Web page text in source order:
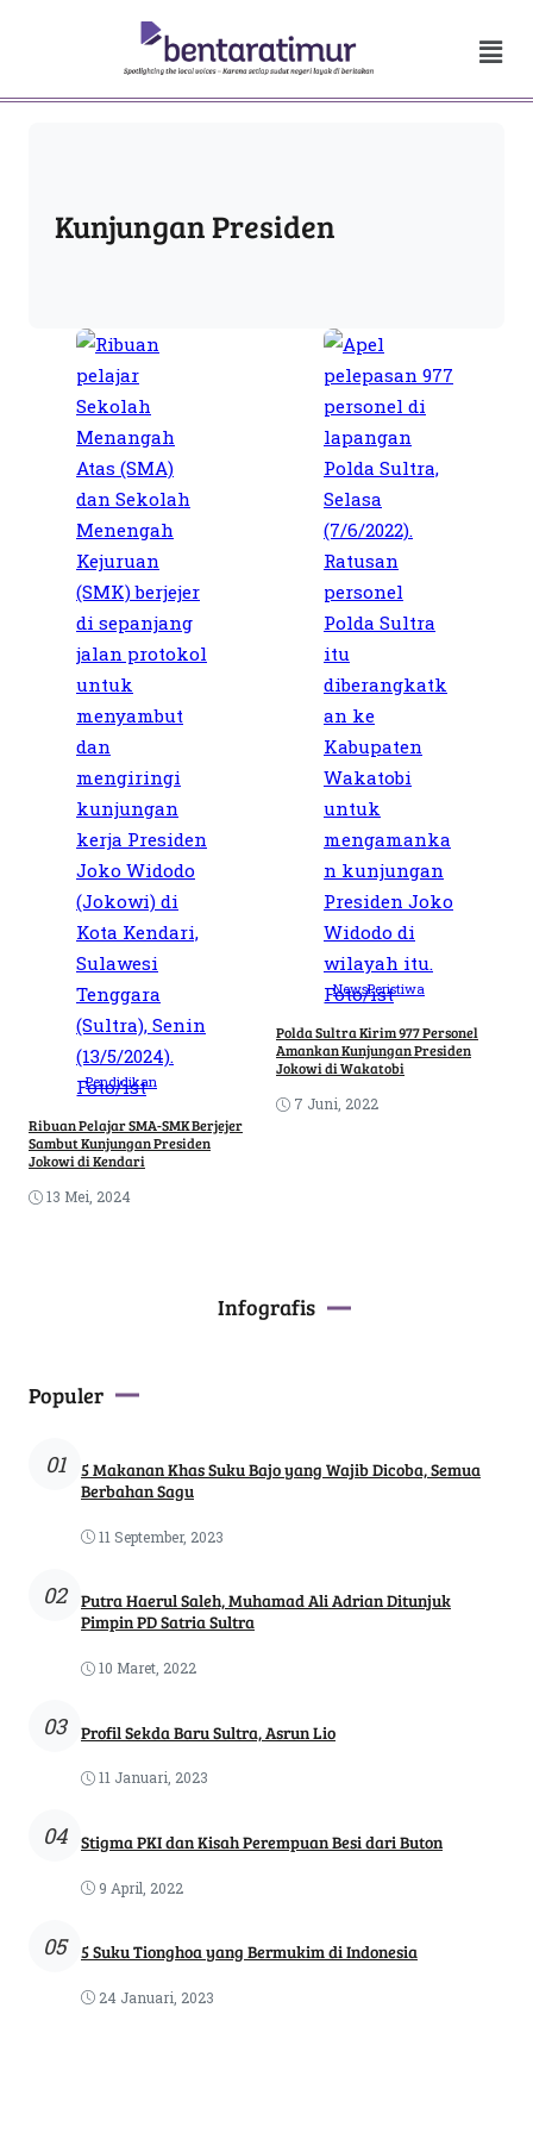
Kunjungan Presiden
Pendidikan
Ribuan Pelajar SMA-SMK Berjejer
Sambut Kunjungan Presiden
Jokowi di Kendari
13 Mei, 2024
NewsPeristiwa
Polda Sultra Kirim 977 Personel
Amankan Kunjungan Presiden
Jokowi di Wakatobi
7 Juni, 2022
Infografis
Populer
01
5 Makanan Khas Suku Bajo yang Wajib Dicoba, Semua
Berbahan Sagu
11 September, 2023
02
Putra Haerul Saleh, Muhamad Ali Adrian Ditunjuk
Pimpin PD Satria Sultra
10 Maret, 2022
03 Profil Sekda Baru Sultra, Asrun Lio
11 Januari, 2023
04 Stigma PKI dan Kisah Perempuan Besi dari Buton
9 April, 2022
05 5 Suku Tionghoa yang Bermukim di Indonesia
24 Januari, 2023